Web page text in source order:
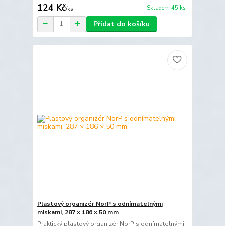
124 Kč/ks Skladem 45 ks
Přidat do košíku
Plastový organizér NorP s odnímatelnými
miskami, 287 × 186 × 50 mm
Praktický plastový organizér NorP s odnímatelnými